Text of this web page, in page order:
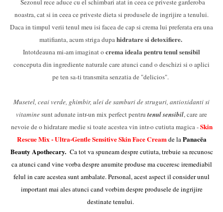
Sezonul rece aduce cu el schimbari atat in ceea ce priveste garderoba
noastra, cat si in ceea ce priveste dieta si produsele de ingrijire a tenului.
Daca in timpul verii tenul meu isi facea de cap si crema lui preferata era una
matifianta, acum striga dupahidratare si detoxifiere.
Intotdeauna mi-am imaginat o crema ideala pentru tenul sensibil
conceputa din ingrediente naturale care atunci cand o deschizi si o aplici
pe ten sa-ti transmita senzatia de "delicios".
Musetel, ceai verde, ghimbir, ulei de samburi de struguri, antioxidanti si
vitaminesunt adunate intr-un mix perfect pentru tenul sensibil, care are
nevoie de o hidratare medie si toate acestea vin intr-o cutiuta magica -Skin
Rescue Mix - Ultra-Gentle Sensitive Skin Face Creamde laPanacēa
Beauty Apothecary. Ca tot va spuneam despre cutiuta, trebuie sa recunosc
ca atunci cand vine vorba despre anumite produse ma cuceresc iremediabil
felul in care acestea sunt ambalate. Personal, acest aspect il consider unul
important mai ales atunci cand vorbim despre produsele de ingrijire
destinate tenului.